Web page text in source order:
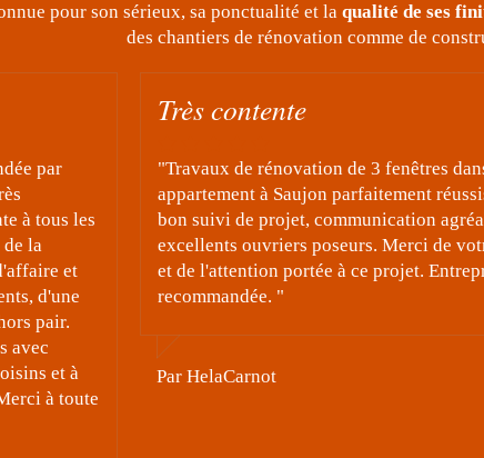
pour son sérieux, sa ponctualité et la qualité de ses
des chantiers de rénovation comme de
dans un
réussis. Très
agréable et
de votre travail
Entreprise
travaux volets solaire
"bonjour je faits un rectificatif au
avis sur le moment je n.ais pense
ne fat pas oublier le commercial et
font un travail precis avent la pose
eux"